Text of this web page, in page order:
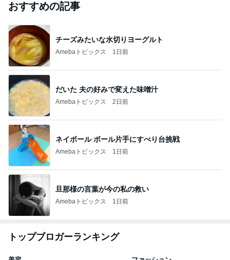
おすすめの記事
チーズみたいな水切りヨーグルト
Amebaトピックス 1日前
だいた 夫の好みで変えた味噌汁
Amebaトピックス 2日前
ネイボール ボール片手にすべり台挑戦
Amebaトピックス 1日前
旦那様の言葉が今の私の救い
Amebaトピックス 1日前
トップブロガーランキング